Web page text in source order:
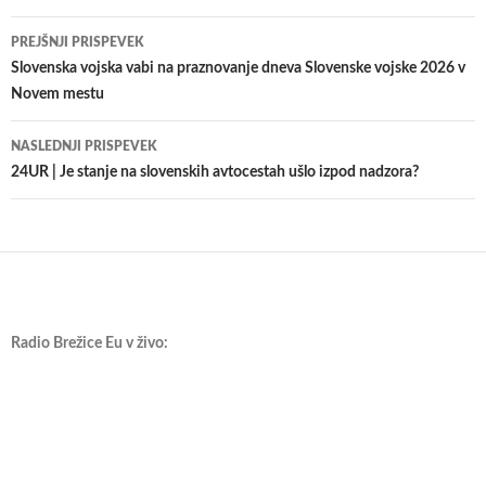
Krmarjenje
po
PREJŠNJI PRISPEVEK
Slovenska vojska vabi na praznovanje dneva Slovenske vojske 2026 v
Novem mestu
NASLEDNJI PRISPEVEK
24UR | Je stanje na slovenskih avtocestah ušlo izpod nadzora?
Radio Brežice Eu v živo: